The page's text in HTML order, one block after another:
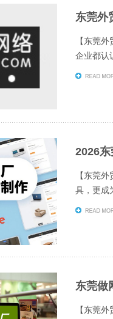
东莞外
【东莞
企业都认
2026东
【东莞
具，更成
东莞做
【东莞